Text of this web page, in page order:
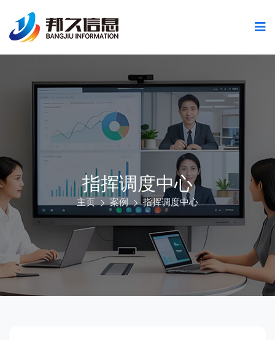
指挥调度中心
主页 案例 指挥调度中心